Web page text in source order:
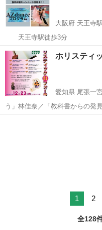
大阪府 天王寺駅
天王寺駅徒歩3分
〒545-…
大阪 大阪市 天王寺駅
ホリスティ
愛知県 尾張一
う」林佳奈／「教科書からの発
セラピー」／岡村ま…
1 2
全128